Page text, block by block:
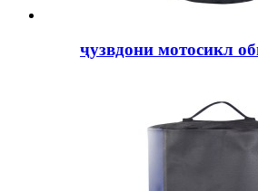
ҷузвдони мотосикл